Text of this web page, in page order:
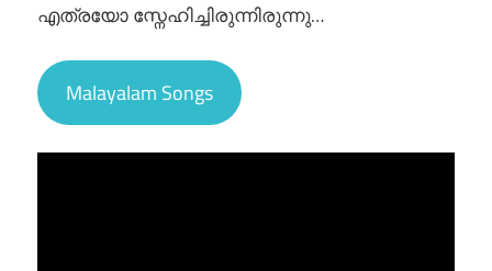
എത്രയോ സ്നേഹിച്ചിരുന്നിരുന്നു…
Malayalam Songs